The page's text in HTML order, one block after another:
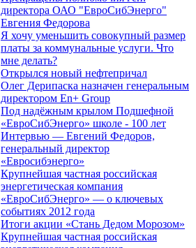
директора ОАО "ЕвроСибЭнерго"
Евгения Федорова
Я хочу уменьшить совокупный размер
платы за коммунальные услуги. Что
мне делать?
Открылся новый нефтепричал
Олег Дерипаска назначен генеральным
директором En+ Group
Под надёжным крылом Подшефной
«ЕвроСибЭнерго» школе - 100 лет
Интервью — Евгений Федоров,
генеральный директор
«Евросибэнерго»
Крупнейшая частная российская
энергетическая компания
«ЕвроСибЭнерго» — о ключевых
событиях 2012 года
Итоги акции «Стань Дедом Морозом»
Крупнейшая частная российская